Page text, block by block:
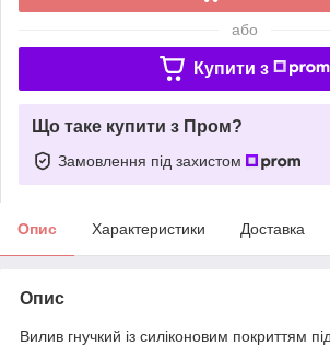
або
Купити з
Що таке купити з Пром?
Замовлення під захистом
Опис Характеристики Доставка
Опис
Вилив гнучкий із силіконовим покриттям